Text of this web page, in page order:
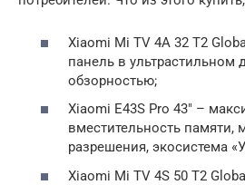
Xiaomi Mi TV 4A 32 T2
панель в ультрастильном
обзорностью;
Xiaomi E43S Pro 43″ –
вместительность памяти,
разрешения, экосистема
Xiaomi Mi TV 4S 50 T2